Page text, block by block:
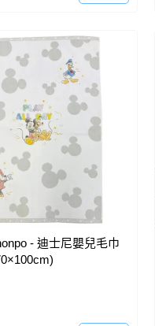
- 迪士尼嬰兒毛巾